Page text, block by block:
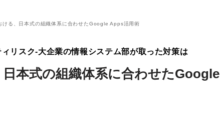
ける、日本式の組織体系に合わせたGoogle Apps活用術
リスク-大企業の情報システム部が取った対策は
本式の組織体系に合わせたGoogle